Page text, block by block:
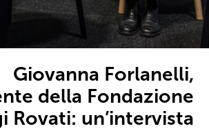
Giovanna Forlanelli,
della Fondazione
Rovati: un’intervista